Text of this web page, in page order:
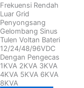
Frekuensi Rendah
Luar Grid
Penyongsang
Gelombang Sinus
Tulen Voltan Bateri
12/24/48/96VDC
Dengan Pengecas
1KVA 2KVA 3KVA
4KVA 5KVA 6KVA
8KVA